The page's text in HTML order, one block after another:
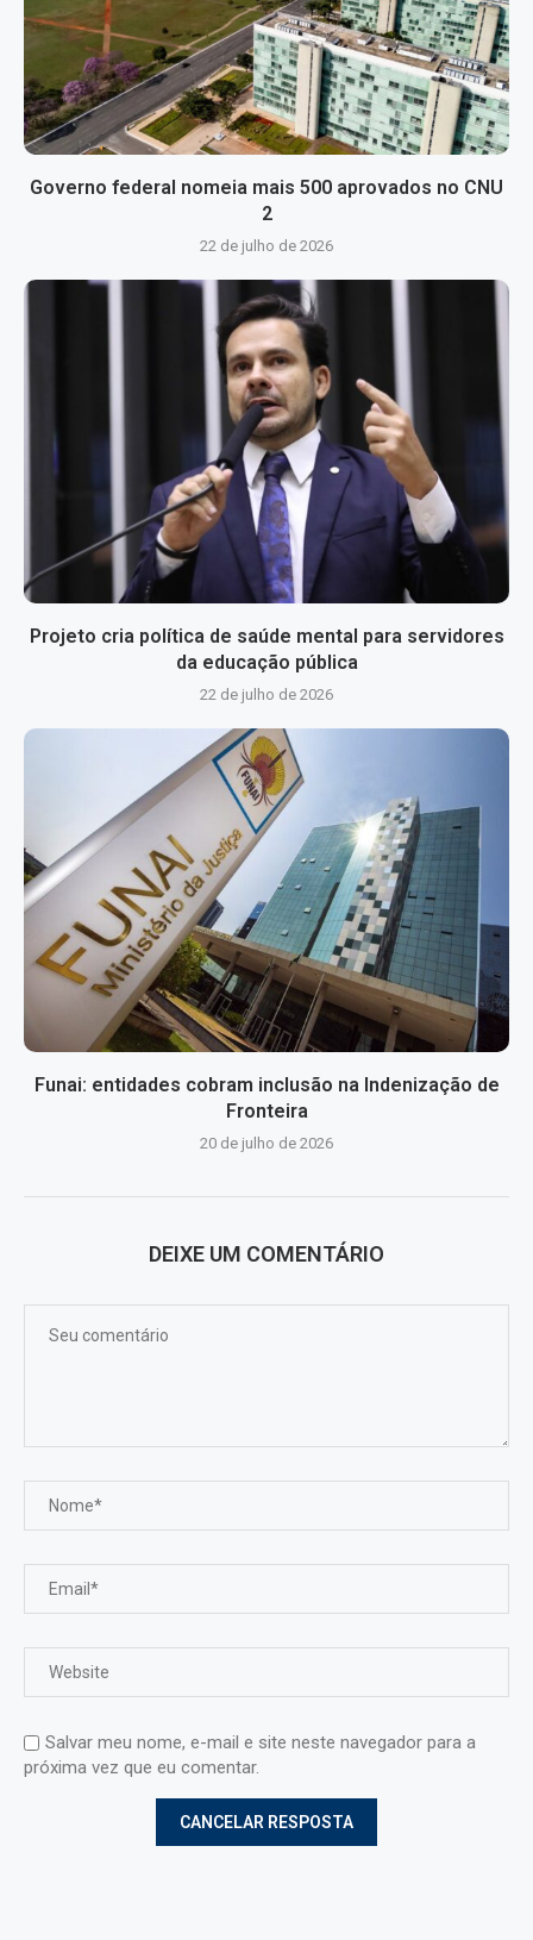
Governo federal nomeia mais 500 aprovados no CNU
2
22 de julho de 2026
Projeto cria política de saúde mental para servidores
da educação pública
22 de julho de 2026
Funai: entidades cobram inclusão na Indenização de
Fronteira
20 de julho de 2026
DEIXE UM COMENTÁRIO
Salvar meu nome, e-mail e site neste navegador para a
próxima vez que eu comentar.